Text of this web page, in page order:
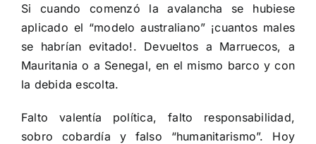
Si cuando comenzó la avalancha se hubiese
aplicado el “modelo australiano” ¡cuantos males
se habrían evitado!. Devueltos a Marruecos, a
Mauritania o a Senegal, en el mismo barco y con
la debida escolta.
Falto valentía política, falto responsabilidad,
sobro cobardía y falso “humanitarismo”. Hoy